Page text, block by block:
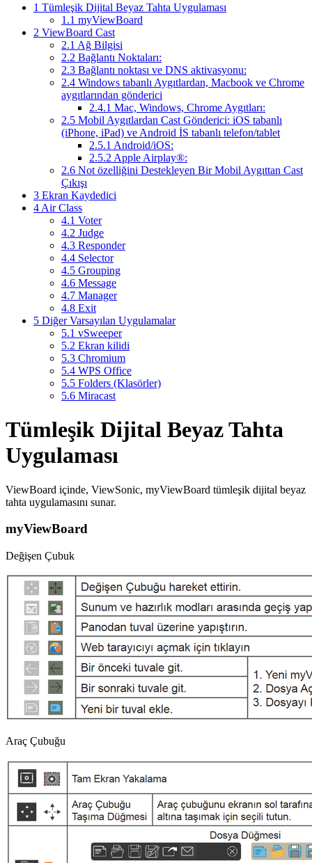
1 Tümleşik Dijital Beyaz Tahta Uygulaması
1.1 myViewBoard
2 ViewBoard Cast
2.1 Ağ Bilgisi
2.2 Bağlantı Noktaları:
2.3 Bağlantı noktası ve DNS aktivasyonu:
2.4 Windows tabanlı Aygıtlardan, Macbook ve Chrome
aygıtlarından gönderici
2.4.1 Mac, Windows, Chrome Aygıtları:
2.5 Mobil Aygıtlardan Cast Gönderici: iOS tabanlı
(iPhone, iPad) ve Android İS tabanlı telefon/tablet
2.5.1 Android/iOS:
2.5.2 Apple Airplay®:
2.6 Not özelliğini Destekleyen Bir Mobil Aygıttan Cast
Çıkışı
3 Ekran Kaydedici
4 Air Class
4.1 Voter
4.2 Judge
4.3 Responder
4.4 Selector
4.5 Grouping
4.6 Message
4.7 Manager
4.8 Exit
5 Diğer Varsayılan Uygulamalar
5.1 vSweeper
5.2 Ekran kilidi
5.3 Chromium
5.4 WPS Office
5.5 Folders (Klasörler)
5.6 Miracast
Tümleşik Dijital Beyaz Tahta
Uygulaması
ViewBoard içinde, ViewSonic, myViewBoard tümleşik dijital beyaz
tahta uygulamasını sunar.
myViewBoard
Değişen Çubuk
Araç Çubuğu